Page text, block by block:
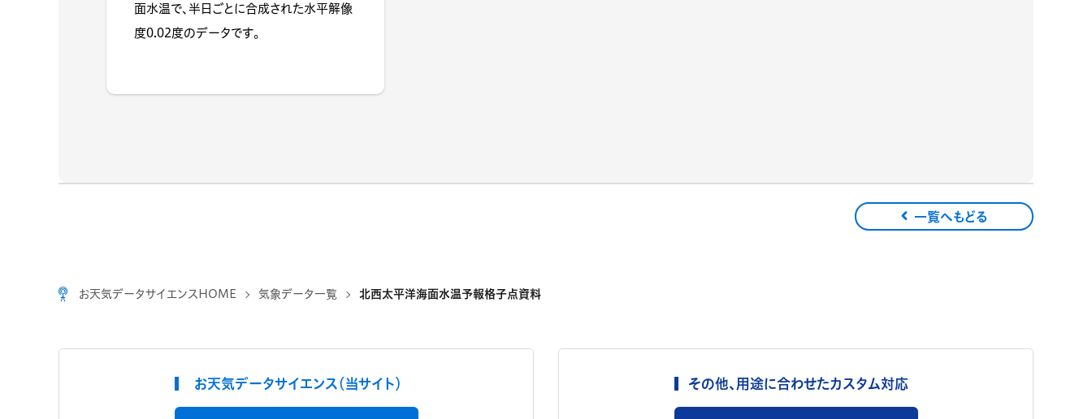
面水温で、半日ごとに合成された水平解像
度0.02度のデータです。
一覧へもどる
お天気データサイエンスHOME 気象データ一覧 北西太平洋海面水温予報格子点資料
お天気データサイエンス（当サイト） その他、用途に合わせたカスタム対応